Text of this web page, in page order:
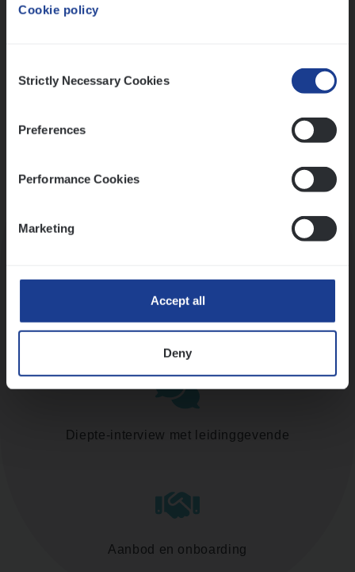
Cookie policy
Selection
Strictly Necessary Cookies
Preferences
Performance Cookies
Marketing
Accept all
Deny
Ons sollicitatieproces
Assessment
Diepte-interview met leidinggevende
Aanbod en onboarding